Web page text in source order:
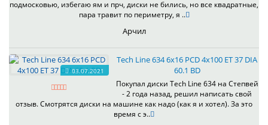
подмосковью, избегаю ям и прч, диски не бились, но все квадратные,
пара травит по периметру, я ..
Арчил
03.07.2021
Tech Line 634 6x16 PCD 4x100 ET 37 DIA
60.1 BD
Покупал диски Tech Line 634 на Степвей
- 2 года назад, решил написать свой
отзыв. Смотрятся диски на машине как надо (как я и хотел). За это
время с э..